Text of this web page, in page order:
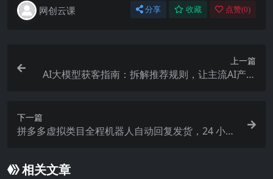
网创云课 分享 收藏 点赞(0)
上一篇
AI大模型获客指南：拆解推荐规则，让主流AI产品
下一篇
拼多多虚拟类目全程机器人自动回复发货，24 小时
相关文章